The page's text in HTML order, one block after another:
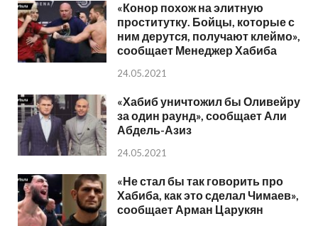
«Конор похож на элитную
проститутку. Бойцы, которые с
ним дерутся, получают клеймо»,
сообщает Менеджер Хабиба
24.05.2021
«Хабиб уничтожил бы Оливейру
за один раунд», сообщает Али
Абдель-Азиз
24.05.2021
«Не стал бы так говорить про
Хабиба, как это сделал Чимаев»,
сообщает Арман Царукян